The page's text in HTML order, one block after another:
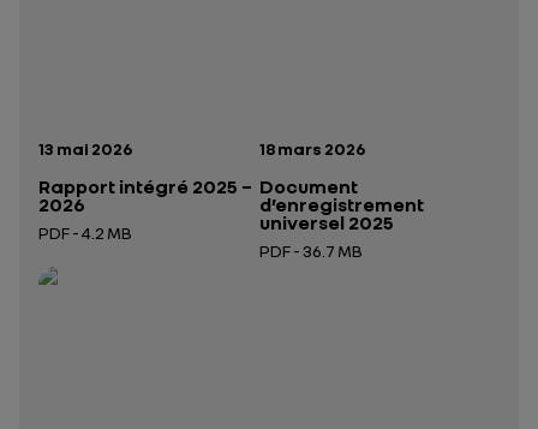
Date de publication:
13 mai 2026
Rapport intégré 2025 –
2026
PDF - 4.2 MB
Ouverture dans un nouvel onglet
Date de publication:
18 mars 2026
Document
d’enregistrement
universel 2025
PDF - 36.7 MB